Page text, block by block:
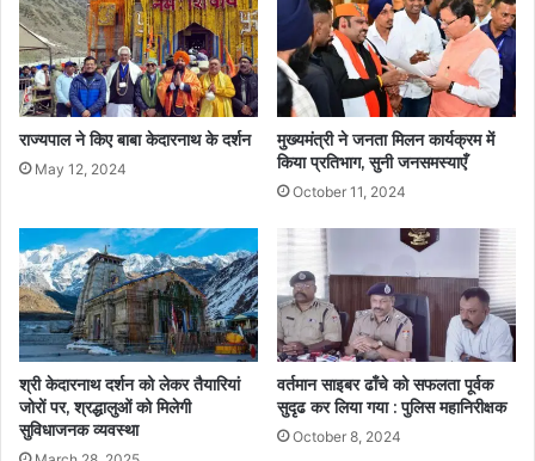
राज्यपाल ने किए बाबा केदारनाथ के दर्शन
May 12, 2024
मुख्यमंत्री ने जनता मिलन कार्यक्रम में
किया प्रतिभाग, सुनी जनसमस्याएँ
October 11, 2024
श्री केदारनाथ दर्शन को लेकर तैयारियां
जोरों पर, श्रद्धालुओं को मिलेगी
सुविधाजनक व्यवस्था
वर्तमान साइबर ढाँचे को सफलता पूर्वक
सुदृढ कर लिया गया : पुलिस महानिरीक्षक
October 8, 2024